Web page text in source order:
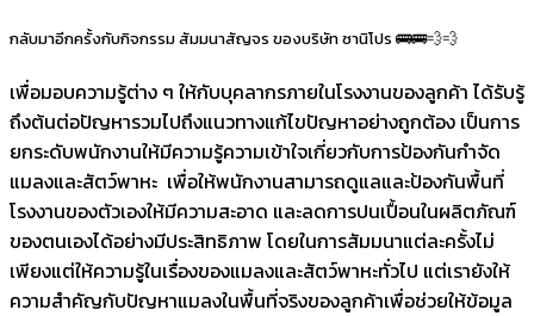
กลับมาอีกครั้งกับกิจกรรม สัมมนาสัญจร ของบริษัท ซานิโปร 🚌🚌💨💨
เพื่อมอบความรู้ต่าง ๆ ให้กับบุคลากรภายในโรงงานของลูกค้า ได้รับรู้
ถึงต้นต่อปัญหารวมไปถึงแนวทางแก้ไขปัญหาอย่างถูกต้อง เป็นการ
ยกระดับพนักงานให้มีความรู้ความเข้าใจเกี่ยวกับการป้องกันกำจัด
แมลงและสัตว์พาหะ เพื่อให้พนักงานสามารถดูแลและป้องกันพื้นที่
โรงงานของตัวเองให้มีความสะอาด และลดการปนเปื้อนในผลิตภัณฑ์
ของตนเองได้อย่างมีประสิทธิภาพ โดยในการสัมมนาแต่ละครั้งไม่
เพียงแต่ให้ความรู้ในเรื่องของแมลงและสัตว์พาหะทั่วไป แต่เรายังให้
ความสำคัญกับปัญหาแมลงในพื้นที่จริงของลูกค้าเพื่อช่วยให้ข้อมูล